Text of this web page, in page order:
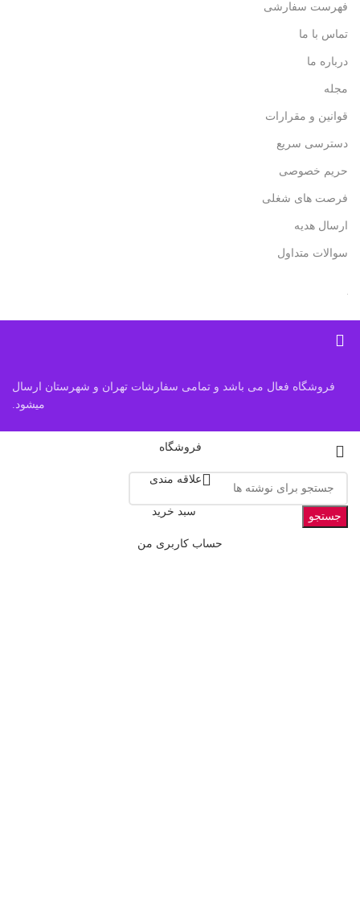
فهرست سفارشی
تماس با ما
درباره ما
مجله
قوانین و مقرارات
دسترسی سریع
حریم خصوصی
فرصت های شغلی
ارسال هدیه
سوالات متداول
فروشگاه فعال می باشد و تمامی سفارشات تهران و شهرستان ارسال
میشود.
جستجو
فروشگاه
علاقه مندی
سبد خرید
حساب کاربری من